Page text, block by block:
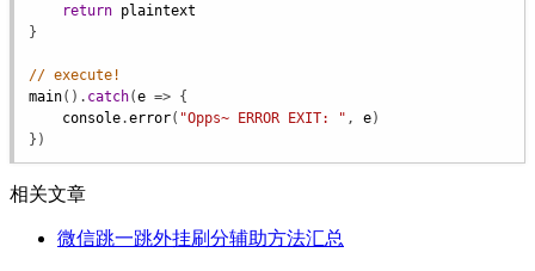
return plaintext
}
// execute!
main(). catch(e => {
console.error( "Opps~ ERROR EXIT: " , e)
})
相关文章
微信跳一跳外挂刷分辅助方法汇总